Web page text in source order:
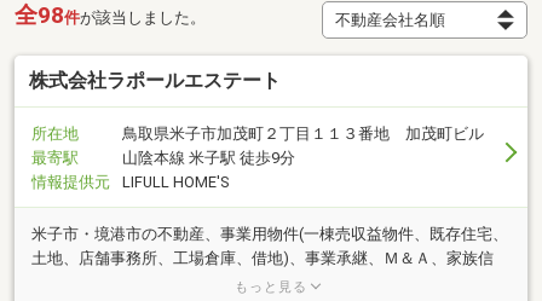
全98件が該当しました。
株式会社ラポールエステート
所在地
鳥取県米子市加茂町２丁目１１３番地 加茂町ビル
最寄駅
山陰本線 米子駅 徒歩9分
情報提供元
LIFULL HOME'S
米子市・境港市の不動産、事業用物件(一棟売収益物件、既存住宅、
土地、店舗事務所、工場倉庫、借地)、事業承継、Ｍ＆Ａ、家族信
託、企業進出支援、起業開業相談は株式会社ラポールエステートに
もっと見る